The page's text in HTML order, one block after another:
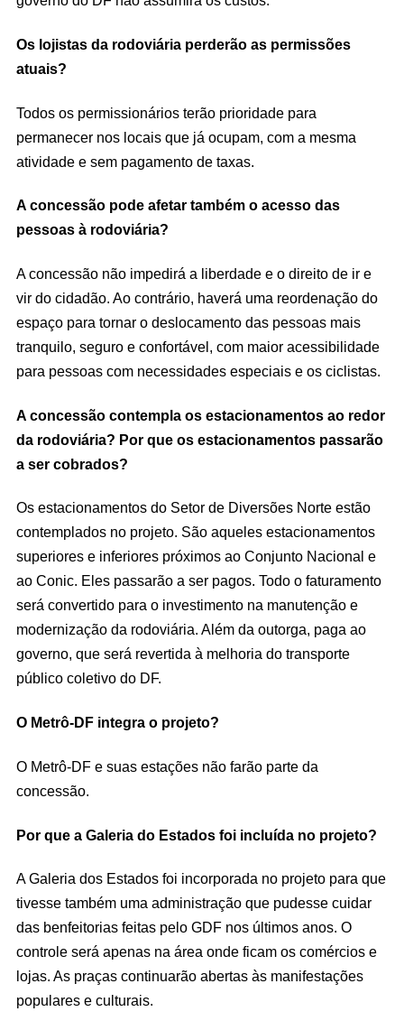
Os lojistas da rodoviária perderão as permissões
atuais?
Todos os permissionários terão prioridade para
permanecer nos locais que já ocupam, com a mesma
atividade e sem pagamento de taxas.
A concessão pode afetar também o acesso das
pessoas à rodoviária?
A concessão não impedirá a liberdade e o direito de ir e
vir do cidadão. Ao contrário, haverá uma reordenação do
espaço para tornar o deslocamento das pessoas mais
tranquilo, seguro e confortável, com maior acessibilidade
para pessoas com necessidades especiais e os ciclistas.
A concessão contempla os estacionamentos ao redor
da rodoviária? Por que os estacionamentos passarão
a ser cobrados?
Os estacionamentos do Setor de Diversões Norte estão
contemplados no projeto. São aqueles estacionamentos
superiores e inferiores próximos ao Conjunto Nacional e
ao Conic. Eles passarão a ser pagos. Todo o faturamento
será convertido para o investimento na manutenção e
modernização da rodoviária. Além da outorga, paga ao
governo, que será revertida à melhoria do transporte
público coletivo do DF.
O Metrô-DF integra o projeto?
O Metrô-DF e suas estações não farão parte da
concessão.
Por que a Galeria do Estados foi incluída no projeto?
A Galeria dos Estados foi incorporada no projeto para que
tivesse também uma administração que pudesse cuidar
das benfeitorias feitas pelo GDF nos últimos anos. O
controle será apenas na área onde ficam os comércios e
lojas. As praças continuarão abertas às manifestações
populares e culturais.